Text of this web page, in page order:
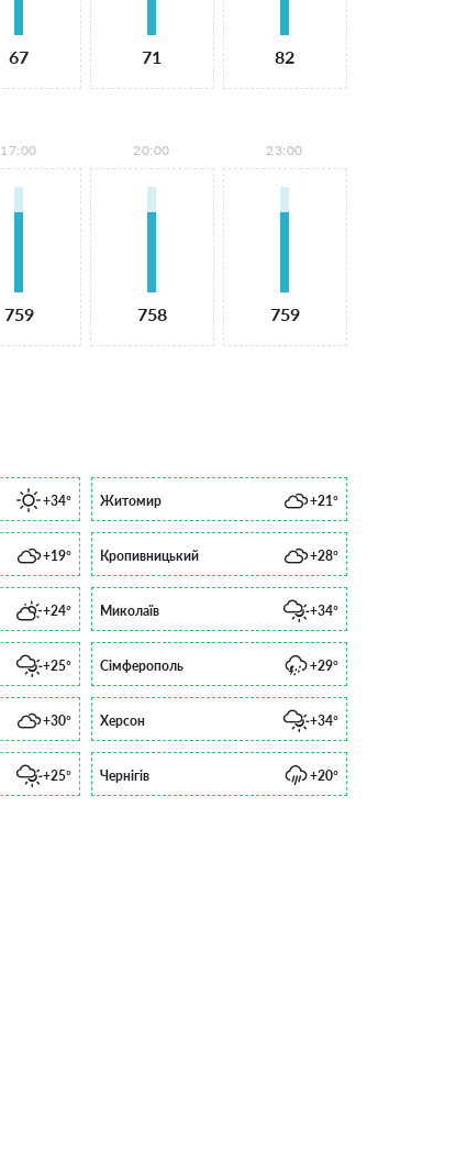
67 71 82
17:00
759
20:00
758
23:00
759
+34° Житомир +21°
+19° Кропивницький +28°
+24° Миколаїв +34°
+25° Сімферополь +29°
+30° Херсон +34°
+25° Чернігів +20°